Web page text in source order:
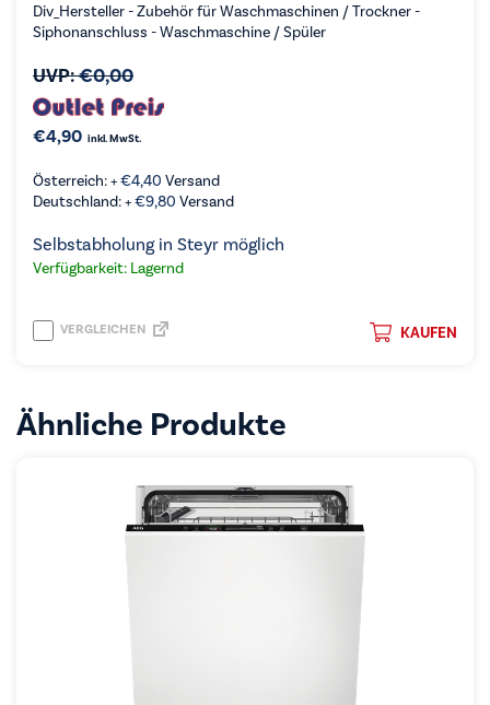
Div_Hersteller - Zubehör für Waschmaschinen / Trockner -
Siphonanschluss - Waschmaschine / Spüler
UVP:€0,00
€4,90 inkl. MwSt.
Österreich: +€4,40 Versand
Deutschland: +€9,80 Versand
Selbstabholung in Steyr möglich
Verfügbarkeit: Lagernd
KAUFEN
VERGLEICHEN
Ähnliche Produkte